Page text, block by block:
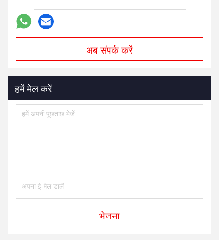
अब संपर्क करें
हमें मेल करें
भेजना